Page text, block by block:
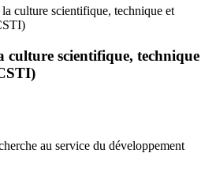
culture scientifique, technique et
culture scientifique, technique
au service du développement